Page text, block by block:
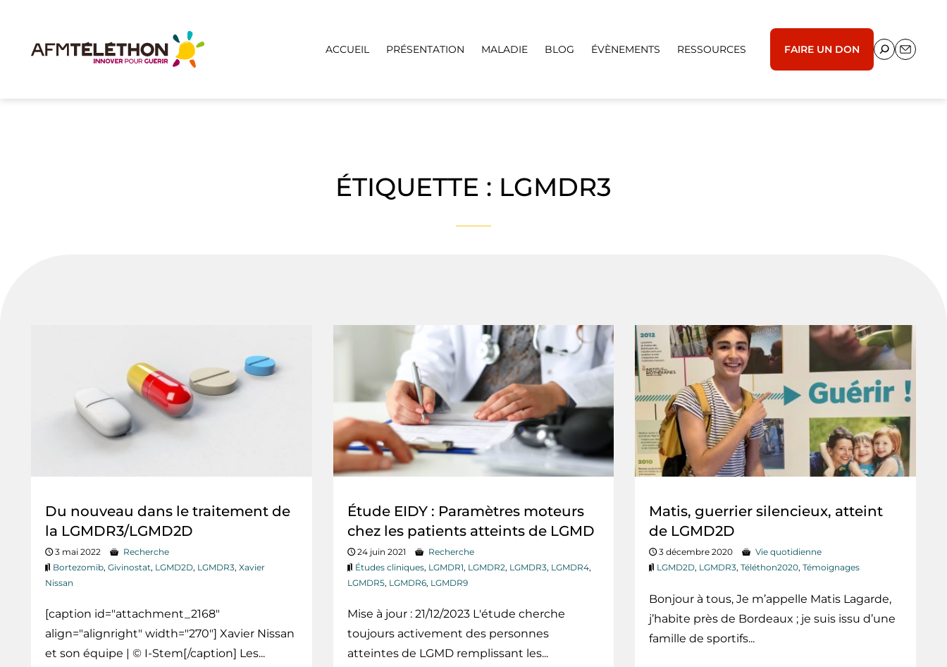
ACCUEIL PRÉSENTATION MALADIE BLOG ÉVÈNEMENTS RESSOURCES FAIRE UN DON
ÉTIQUETTE : LGMDR3
Du nouveau dans le traitement de
la LGMDR3/LGMD2D
3 mai 2022
Recherche
Bortezomib, Givinostat, LGMD2D, LGMDR3, Xavier
Nissan
[caption id="attachment_2168"
align="alignright" width="270"] Xavier Nissan
et son équipe | © I-Stem[/caption] Les...
Étude EIDY : Paramètres moteurs
chez les patients atteints de LGMD
24 juin 2021
Recherche
Études cliniques, LGMDR1, LGMDR2, LGMDR3, LGMDR4,
LGMDR5, LGMDR6, LGMDR9
Mise à jour : 21/12/2023 L'étude cherche
toujours activement des personnes
atteintes de LGMD remplissant les...
Matis, guerrier silencieux, atteint
de LGMD2D
3 décembre 2020
Vie quotidienne
LGMD2D, LGMDR3,Téléthon2020,Témoignages
Bonjour à tous, Je m’appelle Matis Lagarde,
j’habite près de Bordeaux ; je suis issu d’une
famille de sportifs...